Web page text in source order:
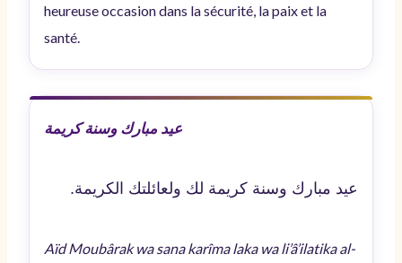
heureuse occasion dans la sécurité, la paix et la
santé.
عيد مبارك وسنة كريمة
عيد مبارك وسنة كريمة لك ولعائلتك الكريمة.
Aïd Moubârak wa sana karîma laka wa li’â’ilatika al-